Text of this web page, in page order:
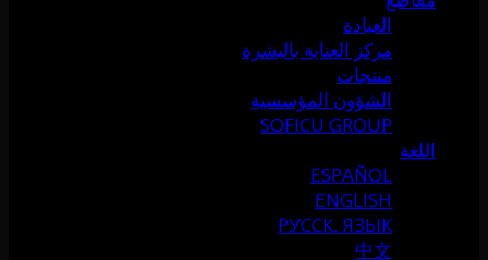
العيادة
مركز العناية بالبشرة
منتجات
الشؤون المؤسسية
SOFICU GROUP
اللغة
ESPAÑOL
ENGLISH
РУССК. ЯЗЫК
中文